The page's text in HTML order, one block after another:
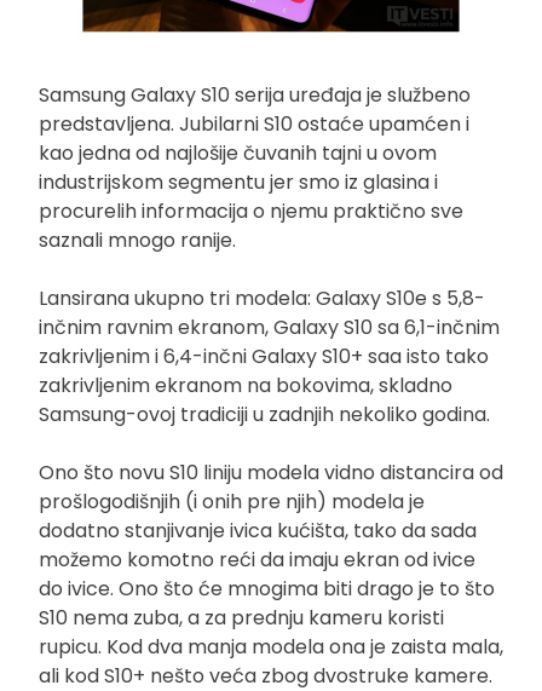
Samsung Galaxy S10 serija uređaja je službeno
predstavljena. Jubilarni S10 ostaće upamćen i
kao jedna od najlošije čuvanih tajni u ovom
industrijskom segmentu jer smo iz glasina i
procurelih informacija o njemu praktično sve
saznali mnogo ranije.
Lansirana ukupno tri modela: Galaxy S10e s 5,8-
inčnim ravnim ekranom, Galaxy S10 sa 6,1-inčnim
zakrivljenim i 6,4-inčni Galaxy S10+ saa isto tako
zakrivljenim ekranom na bokovima, skladno
Samsung-ovoj tradiciji u zadnjih nekoliko godina.
Ono što novu S10 liniju modela vidno distancira od
prošlogodišnjih (i onih pre njih) modela je
dodatno stanjivanje ivica kućišta, tako da sada
možemo komotno reći da imaju ekran od ivice
do ivice. Ono što će mnogima biti drago je to što
S10 nema zuba, a za prednju kameru koristi
rupicu. Kod dva manja modela ona je zaista mala,
ali kod S10+ nešto veća zbog dvostruke kamere.